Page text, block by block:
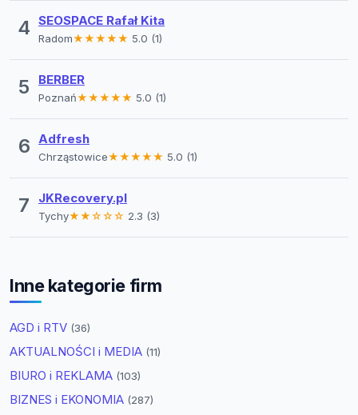
4 SEOSPACE Rafał Kita
Radom★★★★★ 5.0 (1)
5 BERBER
Poznań★★★★★ 5.0 (1)
6 Adfresh
Chrząstowice★★★★★ 5.0 (1)
7 JKRecovery.pl
Tychy★★☆☆☆ 2.3 (3)
Inne kategorie firm
AGD i RTV (36)
AKTUALNOŚCI i MEDIA (11)
BIURO i REKLAMA (103)
BIZNES i EKONOMIA (287)